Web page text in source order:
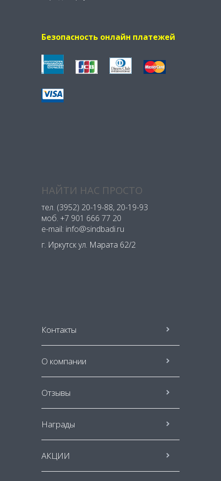
Безопасность онлайн платежей
НАЙТИ НАС ПРОСТО
тел. (3952) 20-19-88, 20-19-93
моб. +7 901 666 77 20
e-mail: info@sindbadi.ru
г. Иркутск ул. Марата 62/2
Контакты
О компании
Отзывы
Награды
АКЦИИ